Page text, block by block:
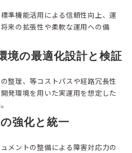
準機能活用による信頼性向上、運
来の拡張性や柔軟な運用への備
境の最適化設計と検証
整理、等コストパスや経路冗長性
発環境を用いた実運用を想定した
強化と統一
メントの整備による障害対応力の